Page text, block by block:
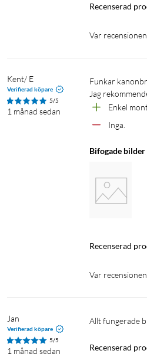
Recenserad
Var
Kent/ E
Verifierad köpare
5/5
1 månad sedan
Funkar kanonbra och var relativt enkel att montera.
Jag
Enkel
Inga.
Bifogade bilder
Recenserad
Var
Jan
Verifierad köpare
5/5
1 månad sedan
Allt fungerade
Recenserad